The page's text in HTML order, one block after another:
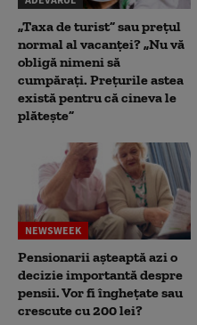
„Taxa de turist” sau prețul
normal al vacanței? „Nu vă
obligă nimeni să
cumpărați. Prețurile astea
există pentru că cineva le
plătește”
NEWSWEEK
Pensionarii așteaptă azi o
decizie importantă despre
pensii. Vor fi înghețate sau
crescute cu 200 lei?